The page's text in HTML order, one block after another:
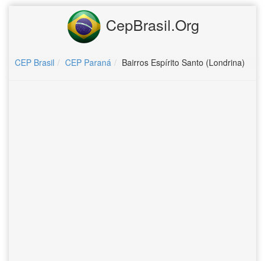
CepBrasil.Org
CEP Brasil CEP Paraná Bairros Espírito Santo (Londrina)